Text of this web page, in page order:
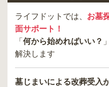
ライフドットでは、 お墓
面サポート！
「 何から始めればいい？
解決します
墓じまいによる改葬受入